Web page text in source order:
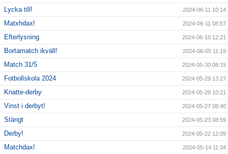
Lycka till! 2024-06-11 10:14
Matxhdax! 2024-06-11 08:57
Efterlysning 2024-06-10 12:21
Bortamatch ikväll! 2024-06-05 11:19
Match 31/5 2024-05-30 08:19
Fotbollskola 2024 2024-05-29 13:27
Knatte-derby 2024-05-28 10:21
Vinst i derbyt! 2024-05-27 08:40
Stängt 2024-05-23 08:59
Derby! 2024-05-22 12:09
Matchdax! 2024-05-14 11:34